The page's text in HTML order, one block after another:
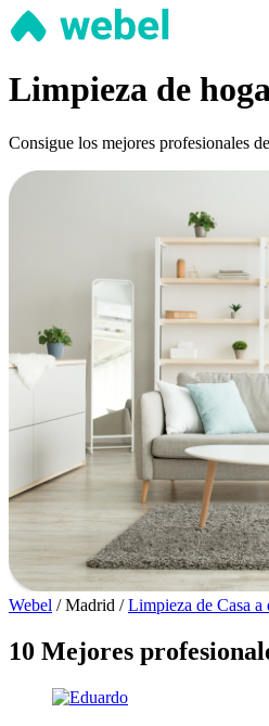
Limpieza de
Consigue los mejores profesionales de
Webel / Madrid / Limpieza de Casa
10 Mejores